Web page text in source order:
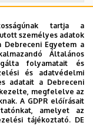
19-
A Multimédia
on
tartja a
személyes adatok
Egyetem a
Általános
folyamatait és
és adatvédelmi
adatait a Debreceni
megfelelve az
A GDPR előírásait
amelyet az
tájékoztató. DE